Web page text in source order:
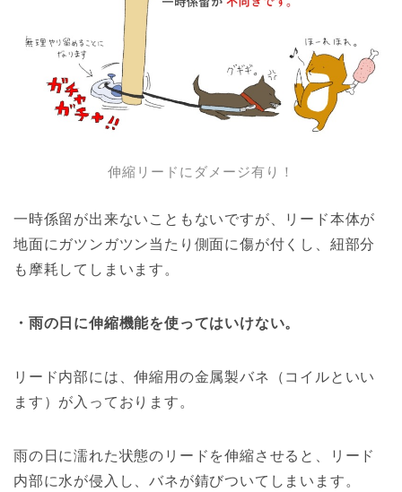
伸縮リードにダメージ有り！
一時係留が出来ないこともないですが、リード本体が
地面にガツンガツン当たり側面に傷が付くし、紐部分
も摩耗してしまいます。
・雨の日に伸縮機能を使ってはいけない。
リード内部には、伸縮用の金属製バネ（コイルといい
ます）が入っております。
雨の日に濡れた状態のリードを伸縮させると、リード
内部に水が侵入し、バネが錆びついてしまいます。